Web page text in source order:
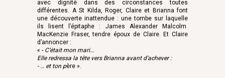
avec dignité dans des circonstances toutes
différentes. A St Kilda, Roger, Claire et Brianna font
une découverte inattendue : une tombe sur laquelle
ils lisent l’épitaphe : James Alexander Malcolm
MacKenzie Fraser, tendre époux de Claire. Et Claire
d’annoncer :
« - C’était mon mari…
Elle redressa la tête vers Brianna avant d’achever :
- … et ton père ».